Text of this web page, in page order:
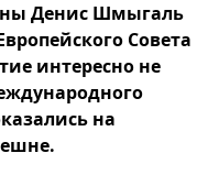
Денис Шмыгаль
Совета
интересно не
на